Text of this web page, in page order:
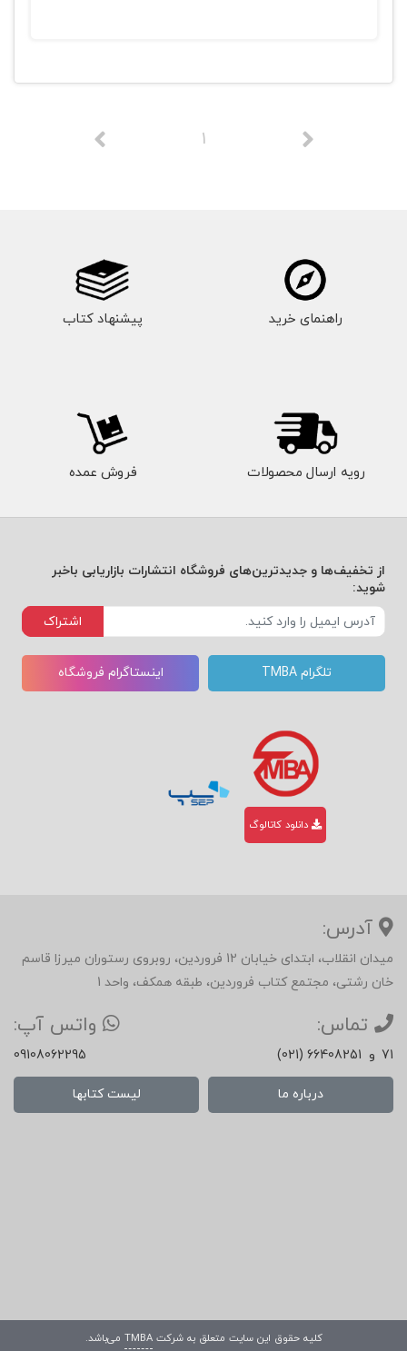
1
راهنمای خرید پیشنهاد کتاب
رویه ارسال محصولات فروش عمده
از تخفیف‌ها و جدیدترین‌های فروشگاه انتشارات بازاریابی باخبر
شوید:
اشتراک
تلگرام TMBA اینستاگرام فروشگاه
دانلود کاتالوگ
آدرس:
میدان انقلاب، ابتدای خیابان 12 فروردین، روبروی رستوران میرزا قاسم
خان رشتی، مجتمع کتاب فروردین، طبقه همکف، واحد 1
تماس:
(021) 66408251 و 71
واتس آپ:
09108062295
درباره ما لیست کتابها
کلیه حقوق این سایت متعلق به شرکتTMBA می‌باشد.